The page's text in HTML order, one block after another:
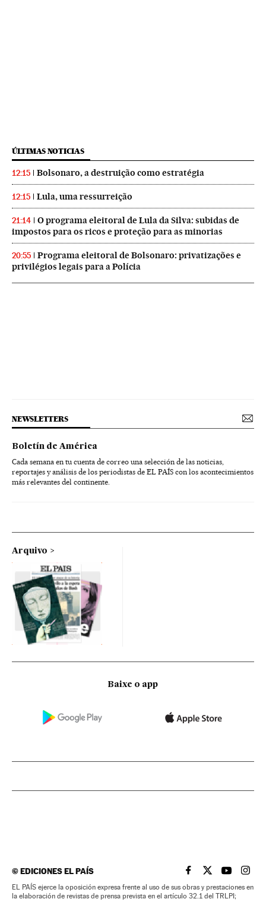
ÚLTIMAS NOTICIAS
12:15 Bolsonaro, a destruição como estratégia
12:15 Lula, uma ressurreição
21:14
O programa eleitoral de Lula da Silva: subidas de
impostos para os ricos e proteção para as minorias
20:55
Programa eleitoral de Bolsonaro: privatizações e
privilégios legais para a Polícia
NEWSLETTERS
Boletín de América
Cada semana en tu cuenta de correo una selección de las noticias,
reportajes y análisis de los periodistas de EL PAÍS con los acontecimientos
más relevantes del continente.
Arquivo
Baixe o app
©EDICIONES EL PAÍS EL PAÍS BRASIL EN
EL PAÍSEL PAÍS
EL
EL PAÍS ejerce la oposición expresa frente al uso de sus obras y prestaciones en
la elaboración de revistas de prensa prevista en el artículo 32.1 del TRLPI;